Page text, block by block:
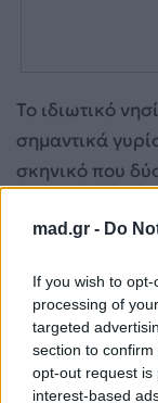
mad.gr - Do
If you wish to
processing of
targeted
section to
opt-out request is
interest-based
Το ιδιωτικό
σημαντικά
σκηνικό που
ανεμπόδιστη
ιστορίας και
Callum